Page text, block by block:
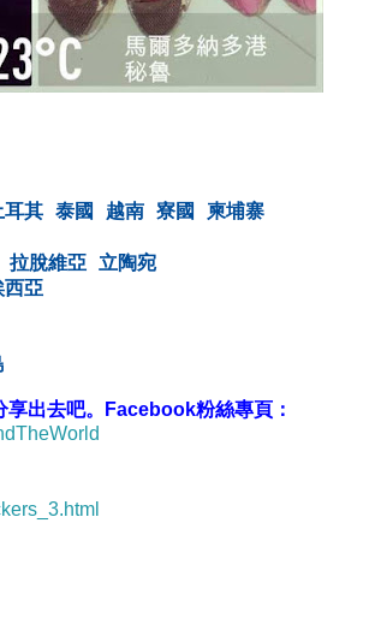
耳其 泰國 越南 寮國 柬埔寨
拉脫維亞 立陶宛
西亞
出去吧。Facebook粉絲專頁：